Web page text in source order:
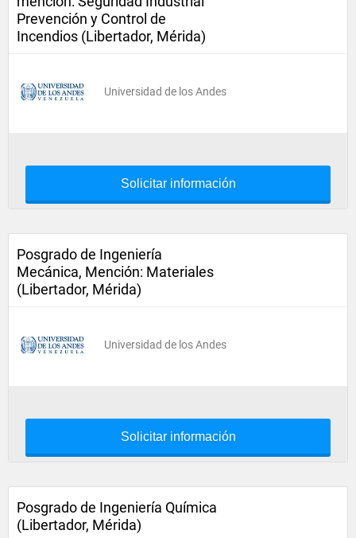
Prevención y Control de
Incendios (Libertador, Mérida)
Universidad de los Andes
Solicitar información
Posgrado de Ingeniería
Mecánica, Mención: Materiales
(Libertador, Mérida)
Universidad de los Andes
Solicitar información
Posgrado de Ingeniería Química
(Libertador, Mérida)